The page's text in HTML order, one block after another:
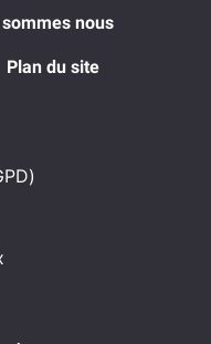
nous
Plan du site